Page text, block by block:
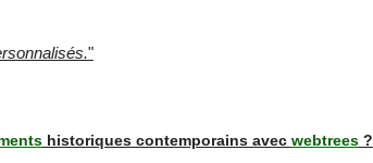
"
historiques contemporains avec webtrees?